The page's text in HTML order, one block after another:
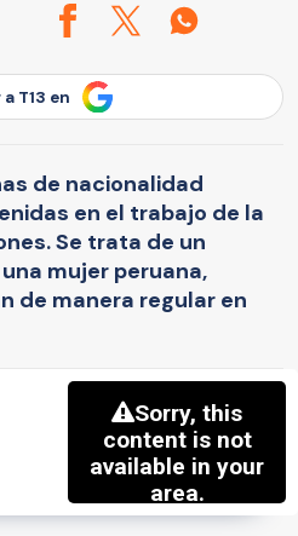
T13 en
de nacionalidad
en el trabajo de la
Se trata de un
mujer peruana,
de manera regular en